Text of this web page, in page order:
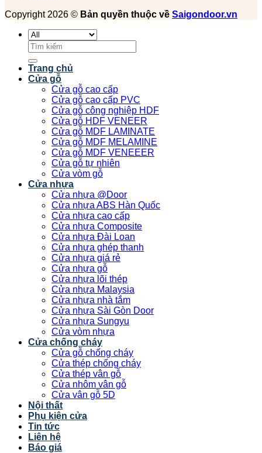
Copyright 2026 © Bản quyền thuộc về Saigondoor.vn
Tìm
kiếm:
Trang chủ
Cửa gỗ
Cửa gỗ cao cấp
Cửa gỗ cao cấp PVC
Cửa gỗ công nghiệp HDF
Cửa gỗ HDF VENEER
Cửa gỗ MDF LAMINATE
Cửa gỗ MDF MELAMINE
Cửa gỗ MDF VENEEER
Cửa gỗ tự nhiên
Cửa vòm gỗ
Cửa nhựa
Cửa nhựa @Door
Cửa nhựa ABS Hàn Quốc
Cửa nhựa cao cấp
Cửa nhựa Composite
Cửa nhựa Đài Loan
Cửa nhựa ghép thanh
Cửa nhựa giá rẻ
Cửa nhựa gỗ
Cửa nhựa lõi thép
Cửa nhựa Malaysia
Cửa nhựa nhà tắm
Cửa nhựa Sài Gòn Door
Cửa nhựa Sungyu
Cửa vòm nhựa
Cửa chống cháy
Cửa gỗ chống cháy
Cửa thép chống cháy
Cửa thép vân gỗ
Cửa nhôm vân gỗ
Cửa vân gỗ 5D
Nội thất
Phụ kiện cửa
Tin tức
Liên hệ
Báo giá